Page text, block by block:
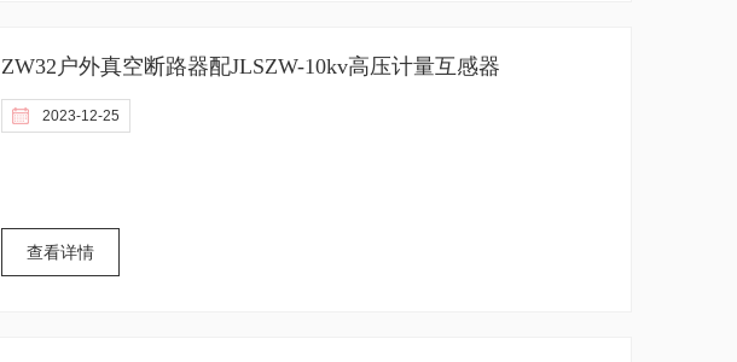
ZW32户外真空断路器配JLSZW-10kv高压计量互感器
2023-12-25
查看详情